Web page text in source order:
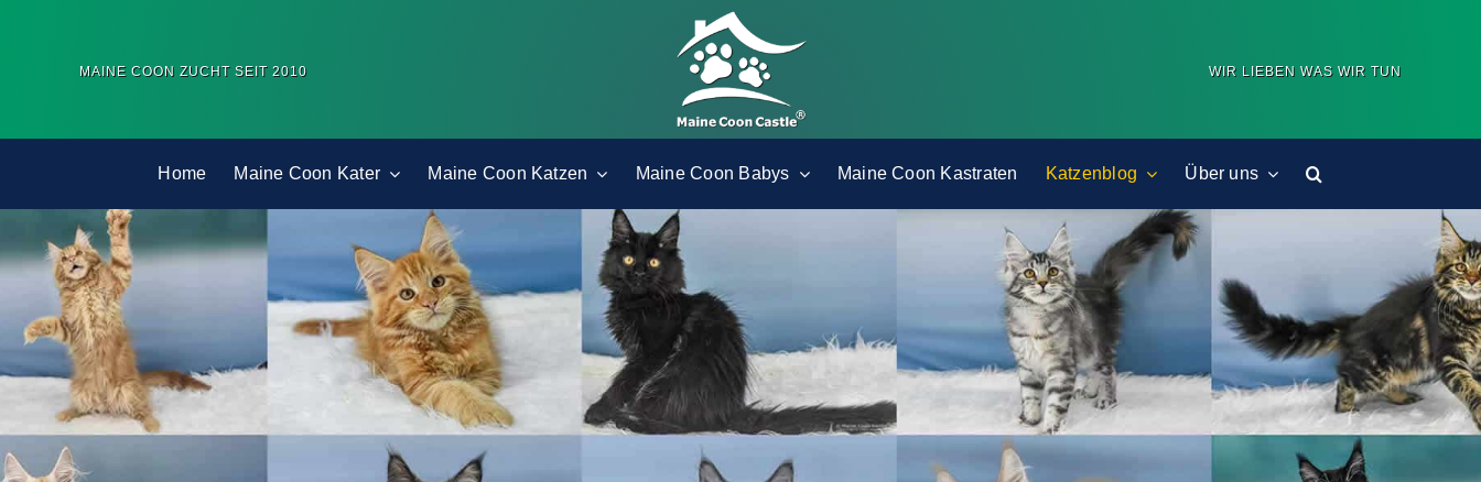
MAINE COON ZUCHT SEIT 2010 WIR LIEBEN WAS WIR TUN
Home Maine Coon Kater Maine Coon Katzen Maine Coon Babys Maine Coon Kastraten Katzenblog Über uns